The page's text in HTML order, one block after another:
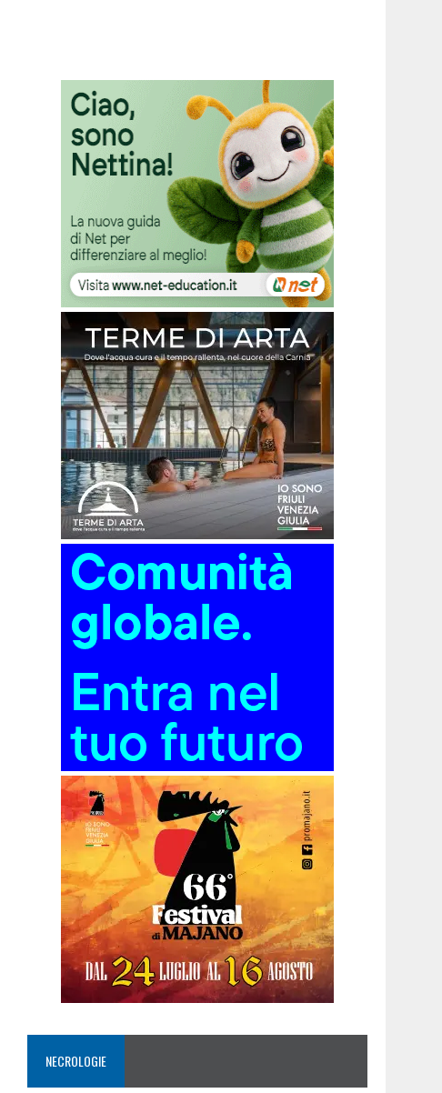
NECROLOGIE